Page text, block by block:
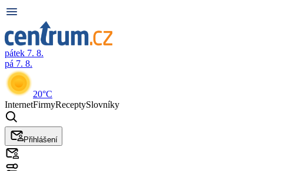
pátek 7. 8.
pá 7. 8.
20°C
InternetFirmyReceptySlovníky
Přihlášení